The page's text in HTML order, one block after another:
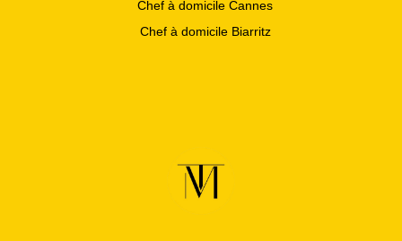
Chef à domicile Cannes
Chef à domicile Biarritz